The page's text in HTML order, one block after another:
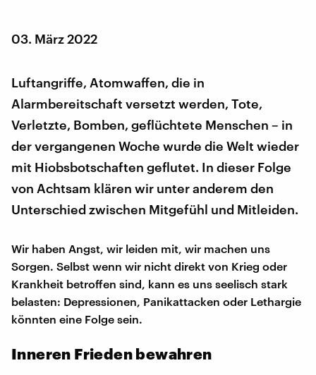
03. März 2022
Luftangriffe, Atomwaffen, die in
Alarmbereitschaft versetzt werden, Tote,
Verletzte, Bomben, geflüchtete Menschen – in
der vergangenen Woche wurde die Welt wieder
mit Hiobsbotschaften geflutet. In dieser Folge
von Achtsam klären wir unter anderem den
Unterschied zwischen Mitgefühl und Mitleiden.
Wir haben Angst, wir leiden mit, wir machen uns
Sorgen. Selbst wenn wir nicht direkt von Krieg oder
Krankheit betroffen sind, kann es uns seelisch stark
belasten: Depressionen, Panikattacken oder Lethargie
könnten eine Folge sein.
Inneren Frieden bewahren